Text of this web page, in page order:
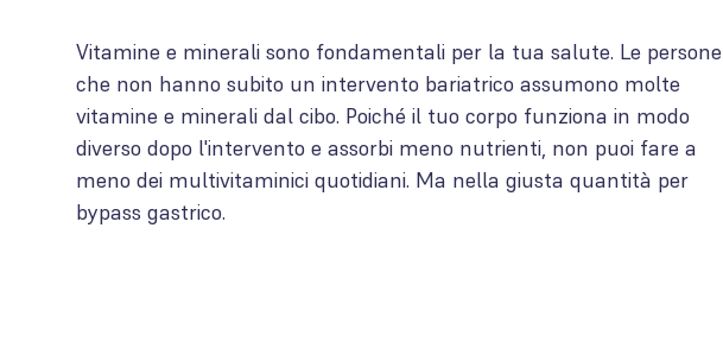
Vitamine e minerali sono fondamentali per la tua salute. Le persone
che non hanno subito un intervento bariatrico assumono molte
vitamine e minerali dal cibo. Poiché il tuo corpo funziona in modo
diverso dopo l'intervento e assorbi meno nutrienti, non puoi fare a
meno dei multivitaminici quotidiani. Ma nella giusta quantità per
bypass gastrico.